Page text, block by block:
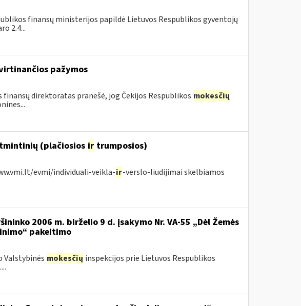
finansų ministerijos papildė Lietuvos Respublikos gyventojų
2.4...
pažymos
direktoratas pranešė, jog Čekijos Respublikos mokesčių
(plačiosios irtrumposios)
evmi/individuali-veikla-ir-verslo-liudijimai skelbiamos
2006 m. birželio 9 d. įsakymo Nr. VA-55 „Dėl Žemės
pakeitimo
Valstybinės mokesčių inspekcijos prie Lietuvos Respublikos